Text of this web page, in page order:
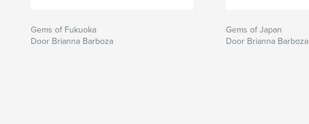
Gems of Fukuoka
Door Brianna Barboza
Gems of Japan
Door Brianna Barboza